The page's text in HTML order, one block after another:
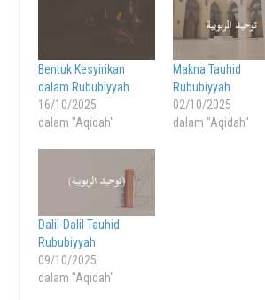
Bentuk Kesyirikan
dalam Rububiyyah
16/10/2025
dalam "Aqidah"
Makna Tauhid
Rububiyyah
02/10/2025
dalam "Aqidah"
Dalil-Dalil Tauhid
Rububiyyah
09/10/2025
dalam "Aqidah"